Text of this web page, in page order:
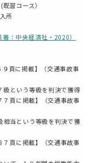
習コース）
所
：中央経済社・2020）
頁に掲載】（交通事故事
級という等級を判決で獲得
頁に掲載】（交通事故事
相当という等級を判決で獲
頁に掲載】（交通事故事